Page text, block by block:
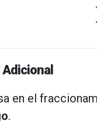
en el
.